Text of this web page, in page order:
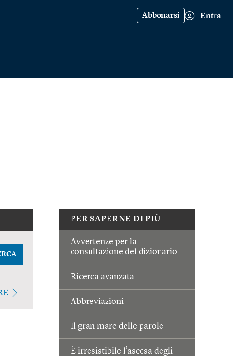
Abbonarsi Entra
PER SAPERNE DI PIÙ
Avvertenze per la
consultazione del dizionario
Ricerca avanzata
Abbreviazioni
Il gran mare delle parole
È irresistibile l’ascesa degli